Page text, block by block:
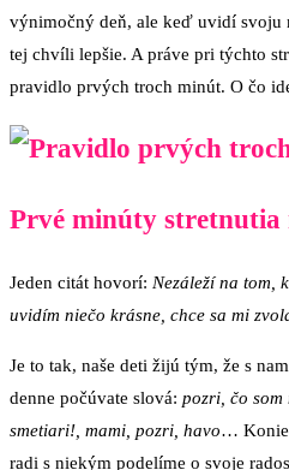
výnimočný deň, ale keď uvidí svoju
tej chvíli lepšie. A práve pri týchto
pravidlo prvých troch minút. O čo
Prvé minúty stretnutia
Jeden citát hovorí: Nezáleží na tom,
uvidím niečo krásne, chce sa mi
Je to tak, naše deti žijú tým, že s
denne počúvate slová: pozri, čo som
smetiari!, mami, pozri, havo…
radi s niekým podelíme o svoje